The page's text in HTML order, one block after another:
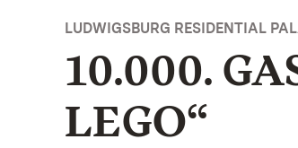
LUDWIGSBURG RESIDENTIAL
10.000.
LEGO“